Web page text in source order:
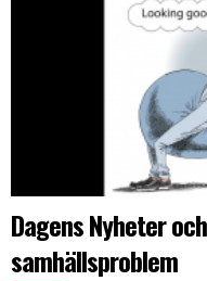
Dagens Nyheter
samhällsproblem